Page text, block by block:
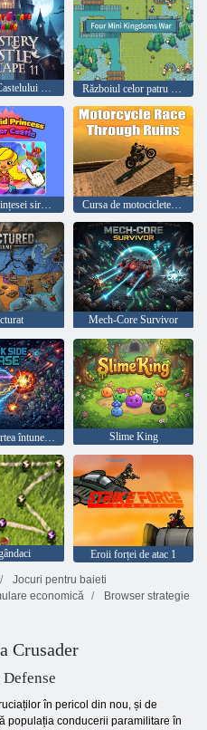
Evadarea Castelului Misterului 11 Războiul celor patru mini regate
Castelul prințesei sirene Avater Cursa de motociclete prin ruine
Mech-Core Survivor
Baza pe partea întunecată Slime King
Eroii forței de atac 1
Jocuri pentru baieti
economică
Browser strategie
Crusader
în pericol din nou, și de
populația conducerii paramilitare în